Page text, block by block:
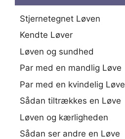
Stjernetegnet Løven
Kendte Løver
Løven og sundhed
Par med en mandlig Løve
Par med en kvindelig Løve
Sådan tiltrækkes en Løve
Løven og kærligheden
Sådan ser andre en Løve